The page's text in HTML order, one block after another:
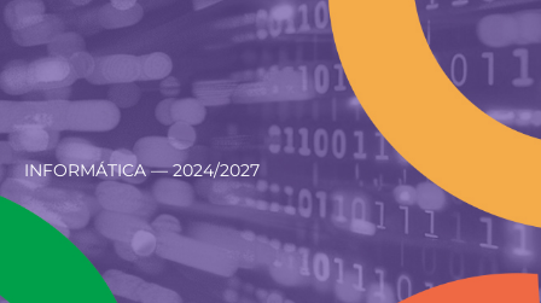
INFORMÁTICA — 2024/2027